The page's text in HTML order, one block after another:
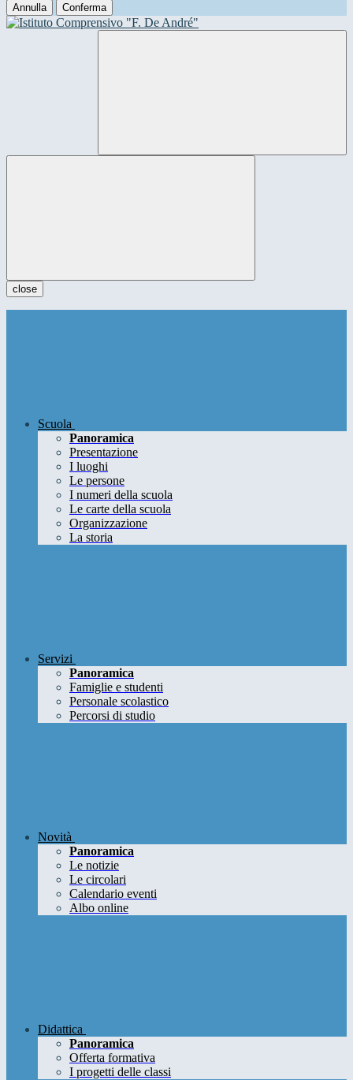
Annulla Conferma
close
Scuola
Panoramica
Presentazione
I luoghi
Le persone
I numeri della scuola
Le carte della scuola
Organizzazione
La storia
Servizi
Panoramica
Famiglie e studenti
Personale scolastico
Percorsi di studio
Novità
Panoramica
Le notizie
Le circolari
Calendario eventi
Albo online
Didattica
Panoramica
Offerta formativa
I progetti delle classi